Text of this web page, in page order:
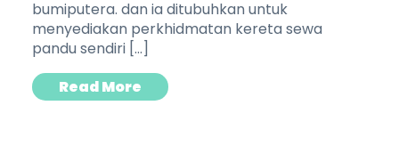
bumiputera. dan ia ditubuhkan untuk
menyediakan perkhidmatan kereta sewa
pandu sendiri […]
Read More